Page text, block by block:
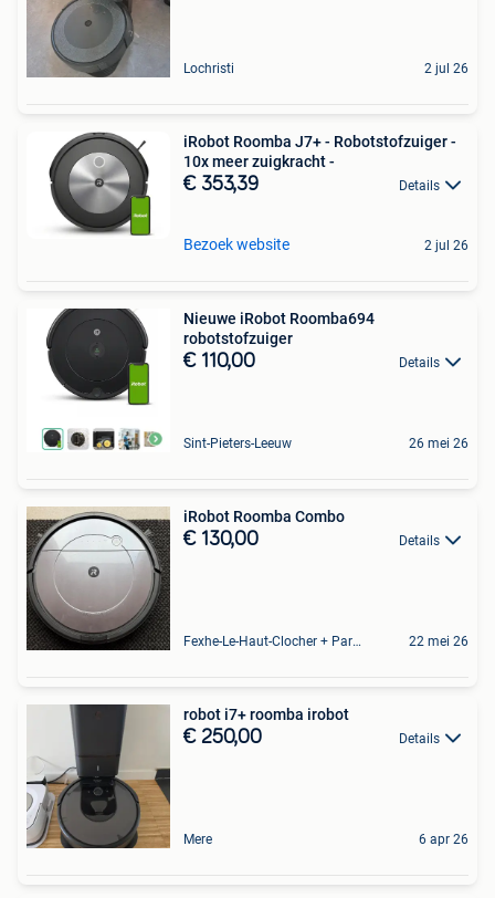
Lochristi 2 jul 26
iRobot Roomba J7+ - Robotstofzuiger -
10x meer zuigkracht -
€ 353,39 Details
Bezoek website 2 jul 26
Nieuwe iRobot Roomba694
robotstofzuiger
€ 110,00 Details
Sint-Pieters-Leeuw 26 mei 26
iRobot Roomba Combo
€ 130,00 Details
Fexhe-Le-Haut-Clocher + Partie De Momalle 22 mei 26
robot i7+ roomba irobot
€ 250,00 Details
Mere 6 apr 26